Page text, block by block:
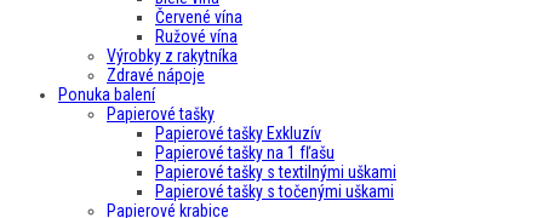
Červené vína
Ružové vína
Výrobky z rakytníka
Zdravé nápoje
Ponuka balení
Papierové tašky
Papierové tašky Exkluzív
Papierové tašky na 1 fľašu
Papierové tašky s textilnými uškami
Papierové tašky s točenými uškami
Papierové krabice